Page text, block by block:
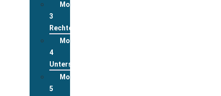
Modul
3
Rechte
Modul
4
Unterstützungsleistungen
Modul
5